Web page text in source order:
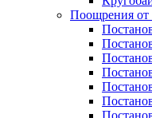
Поощрения от